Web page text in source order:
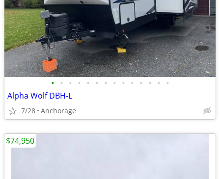
• • • • • • • • • • • • • •
Alpha Wolf DBH-L
7/28 Anchorage
$74,950